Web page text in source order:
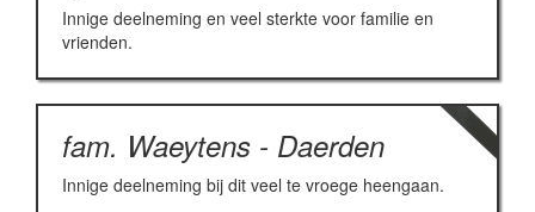
Innige deelneming en veel sterkte voor familie en
vrienden.
fam. Waeytens - Daerden
Innige deelneming bij dit veel te vroege heengaan.